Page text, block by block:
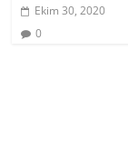
Ekim 30, 2020
0